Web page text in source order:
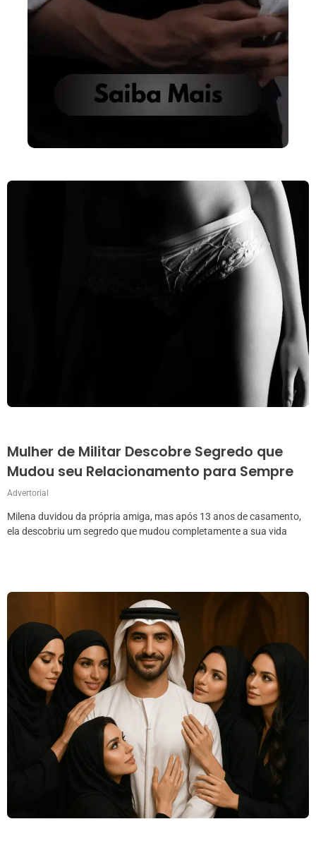
Mulher de Militar Descobre Segredo que
Mudou seu Relacionamento para Sempre
Advertorial
Milena duvidou da própria amiga, mas após 13 anos de casamento,
ela descobriu um segredo que mudou completamente a sua vida